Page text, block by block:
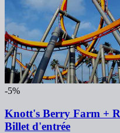
-5%
Knott's Berry Farm +
Billet d'entrée